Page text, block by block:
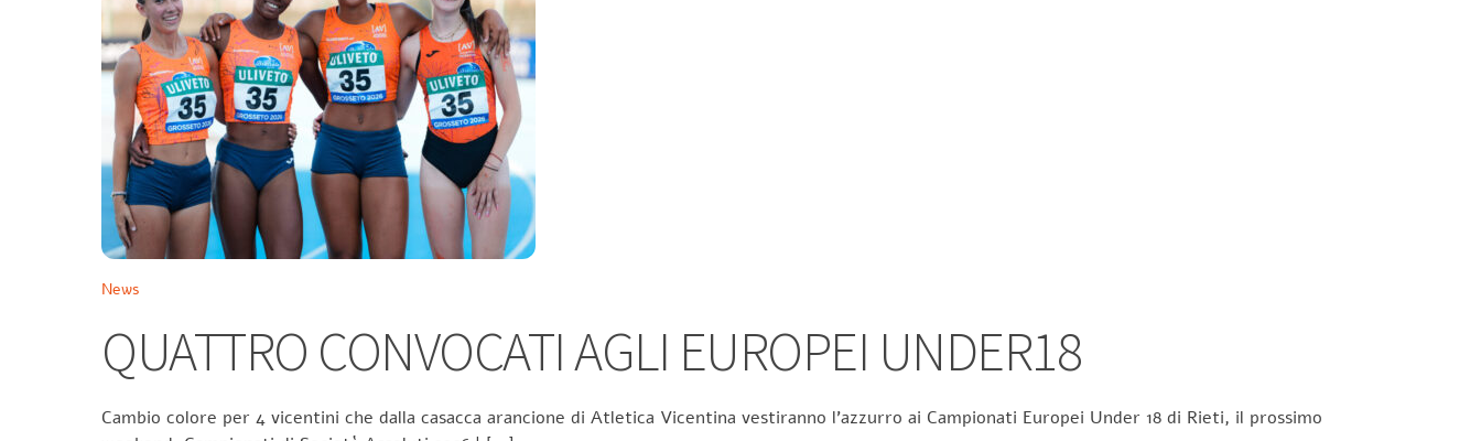
News
QUATTRO CONVOCATI AGLI EUROPEI UNDER18
Cambio colore per 4 vicentini che dalla casacca arancione di Atletica Vicentina vestiranno l’azzurro ai Campionati Europei Under 18 di Rieti, il prossimo